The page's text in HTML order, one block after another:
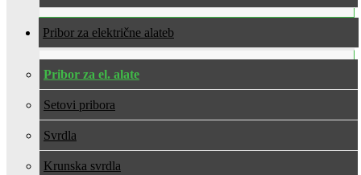
Pribor za električne alate
Pribor za el. alate
Setovi pribora
Svrdla
Krunska svrdla